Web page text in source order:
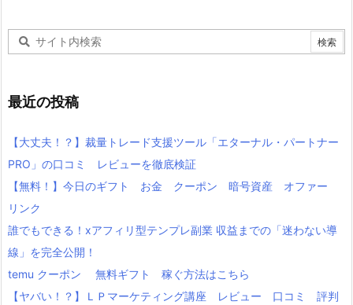
最近の投稿
【大丈夫！？】裁量トレード支援ツール「エターナル・パートナー
PRO」の口コミ レビューを徹底検証
【無料！】今日のギフト お金 クーポン 暗号資産 オファー
リンク
誰でもできる！xアフィリ型テンプレ副業 収益までの「迷わない導
線」を完全公開！
temu クーポン 無料ギフト 稼ぐ方法はこちら
【ヤバい！？】ＬＰマーケティング講座 レビュー 口コミ 評判